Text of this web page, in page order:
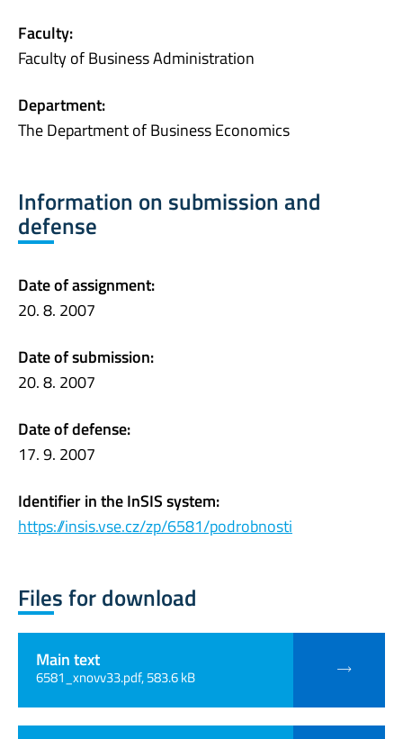
Faculty:
Faculty of Business Administration
Department:
The Department of Business Economics
Information on submission and
defense
Date of assignment:
20. 8. 2007
Date of submission:
20. 8. 2007
Date of defense:
17. 9. 2007
Identifier in the InSIS system:
https://insis.vse.cz/zp/6581/podrobnosti
Files for download
Main text
6581_xnovv33.pdf, 583.6 kB